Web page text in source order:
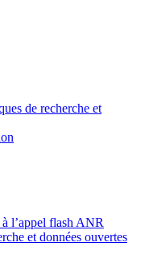
de recherche et
l’appel flash ANR
et données ouvertes